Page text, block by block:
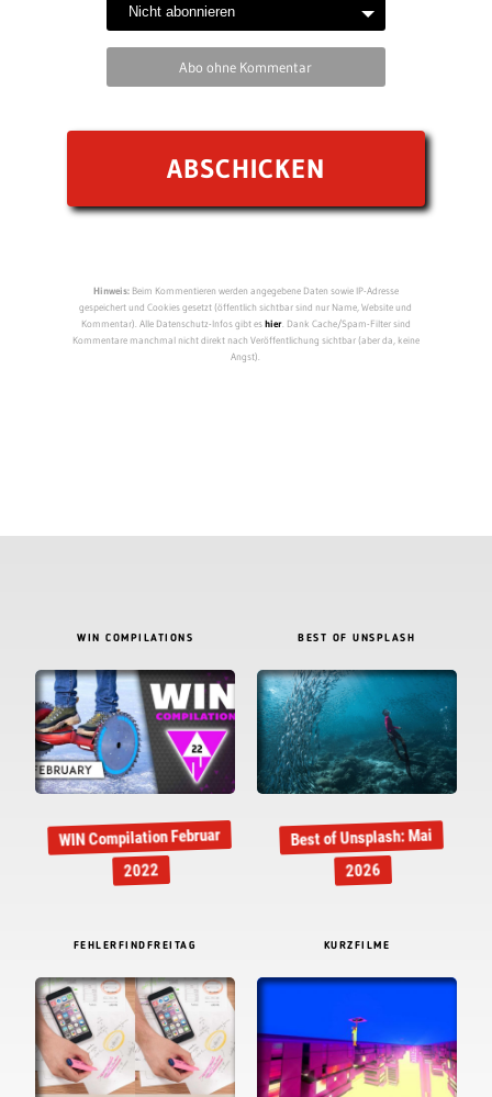
Abo ohne Kommentar
Hinweis:Beim Kommentieren werden angegebene Daten sowie IP-Adresse
gespeichert und Cookies gesetzt (öffentlich sichtbar sind nur Name, Website und
Kommentar). Alle Datenschutz-Infos gibt eshier. Dank Cache/Spam-Filter sind
Kommentare manchmal nicht direkt nach Veröffentlichung sichtbar (aber da, keine
Angst).
WIN COMPILATIONS
WIN Compilation Februar
2022
BEST OF UNSPLASH
Best of Unsplash: Mai
2026
FEHLERFINDFREITAG KURZFILME